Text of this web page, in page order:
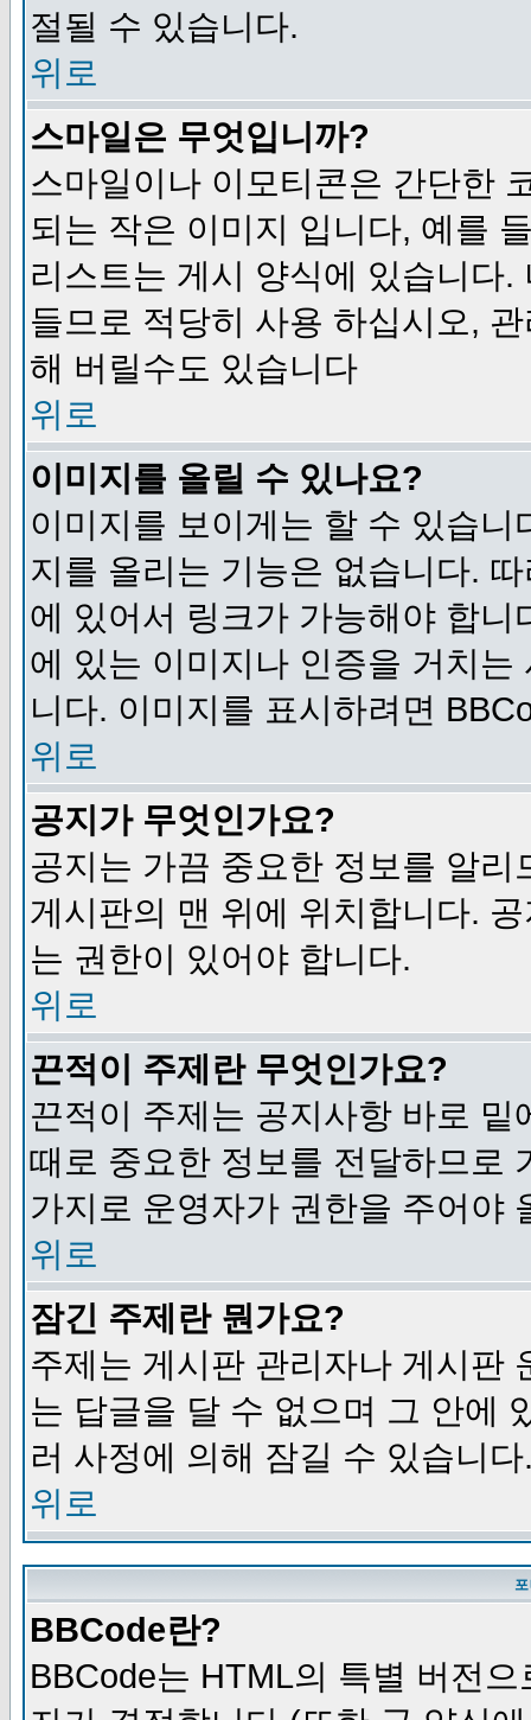
절될 수 있습니다.
위로
스마일은 무엇입니까?
스마일이나 이모티콘은 간단한
되는 작은 이미지 입니다, 예를
리스트는 게시 양식에 있습니다
들므로 적당히 사용 하십시오,
해 버릴수도 있습니다
위로
이미지를 올릴 수 있나요?
이미지를 보이게는 할 수 있습
지를 올리는 기능은 없습니다.
에 있어서 링크가 가능해야 합
에 있는 이미지나 인증을 거치
니다. 이미지를 표시하려면
위로
공지가 무엇인가요?
공지는 가끔 중요한 정보를 알
게시판의 맨 위에 위치합니다.
는 권한이 있어야 합니다.
위로
끈적이 주제란 무엇인가요?
끈적이 주제는 공지사항 바로
때로 중요한 정보를 전달하므로
가지로 운영자가 권한을 주어야
위로
잠긴 주제란 뭔가요?
주제는 게시판 관리자나 게시판
는 답글을 달 수 없으며 그 안에
러 사정에 의해 잠길 수 있습니다
위로
BBCode란?
BBCode는 HTML의 특별 버전